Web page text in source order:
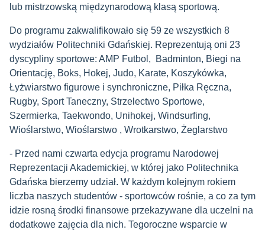
lub mistrzowską międzynarodową klasą sportową.
Do programu zakwalifikowało się 59 ze wszystkich 8
wydziałów Politechniki Gdańskiej. Reprezentują oni 23
dyscypliny sportowe: AMP Futbol, Badminton, Biegi na
Orientację, Boks, Hokej, Judo, Karate, Koszykówka,
Łyżwiarstwo figurowe i synchroniczne, Piłka Ręczna,
Rugby, Sport Taneczny, Strzelectwo Sportowe,
Szermierka, Taekwondo, Unihokej, Windsurfing,
Wioślarstwo, Wioślarstwo , Wrotkarstwo, Żeglarstwo
- Przed nami czwarta edycja programu Narodowej
Reprezentacji Akademickiej, w której jako Politechnika
Gdańska bierzemy udział. W każdym kolejnym rokiem
liczba naszych studentów - sportowców rośnie, a co za tym
idzie rosną środki finansowe przekazywane dla uczelni na
dodatkowe zajęcia dla nich. Tegoroczne wsparcie w